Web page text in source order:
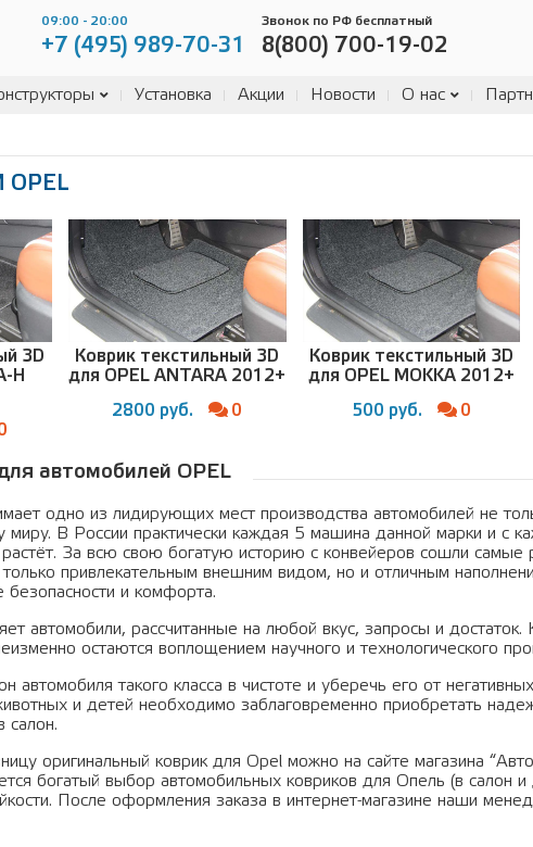
09:00 - 20:00
+7 (495) 989-70-31
Звонок по РФ бесплатный
8(800) 700-19-02
Установка Акции Новости О нас
3D
H
Коврик текстильный 3D
для OPEL ANTARA 2012+
2800 руб. 0
Коврик текстильный 3D
для OPEL MOKKA 2012+
500 руб. 0
автомобилей OPEL
одно из лидирующих мест производства автомобилей не
миру. В России практически каждая 5 машина данной марки и с
растёт. За всю свою богатую историю с конвейеров сошли
только привлекательным внешним видом, но и отличным
безопасности и комфорта.
автомобили, рассчитанные на любой вкус, запросы и достаток.
остаются воплощением научного и технологического
автомобиля такого класса в чистоте и уберечь его от
и детей необходимо заблаговременно приобретать
салон.
оригинальный коврик для Opel можно на сайте магазина
богатый выбор автомобильных ковриков для Опель (в салон и
После оформления заказа в интернет-магазине наши